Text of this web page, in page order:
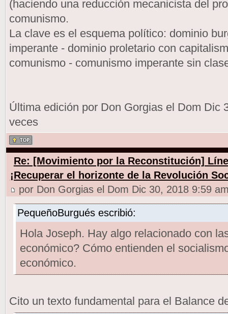
(haciendo una reducción mecanicista del
comunismo.
La clave es el esquema político: dominio
imperante - dominio proletario con
comunismo - comunismo imperante sin
Última edición por Don Gorgias el Dom Dic
veces
Re: [Movimiento por la Reconstitución]
¡Recuperar el horizonte de la Revolución
por Don Gorgias el Dom Dic 30, 2018 9:59
PequeñoBurgués escribió:
Hola Joseph. Hay algo relacionado con
económico? Cómo entienden el
económico.
Cito un texto fundamental para el Balance